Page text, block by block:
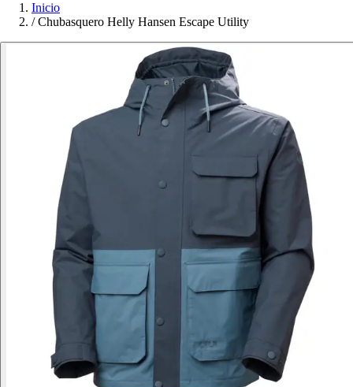
Inicio
/ Chubasquero Helly Hansen Escape Utility